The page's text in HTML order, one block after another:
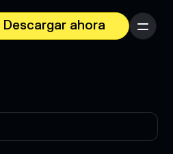
Descargar ahora
Menú